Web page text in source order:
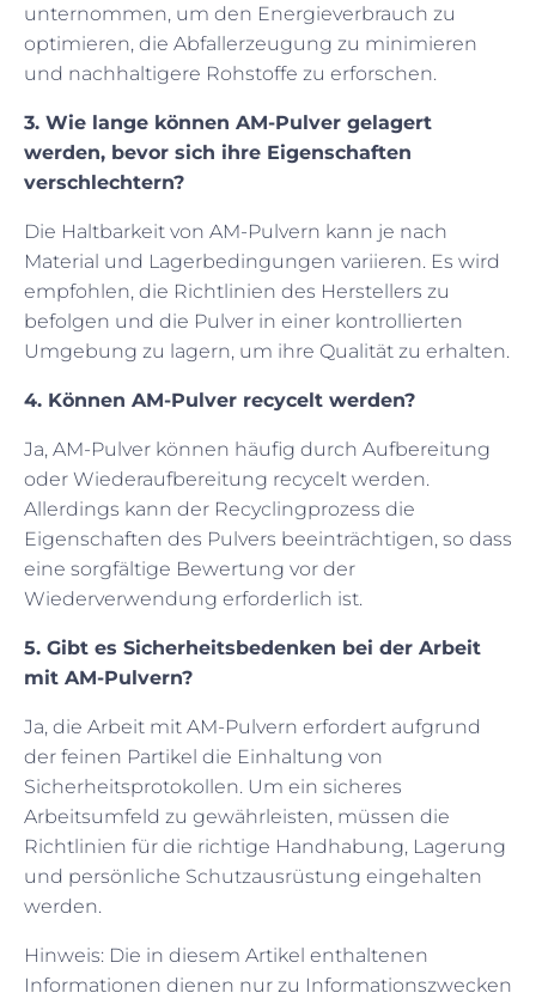
unternommen, um den Energieverbrauch zu
optimieren, die Abfallerzeugung zu minimieren
und nachhaltigere Rohstoffe zu erforschen.
3. Wie lange können AM-Pulver gelagert
werden, bevor sich ihre Eigenschaften
verschlechtern?
Die Haltbarkeit von AM-Pulvern kann je nach
Material und Lagerbedingungen variieren. Es wird
empfohlen, die Richtlinien des Herstellers zu
befolgen und die Pulver in einer kontrollierten
Umgebung zu lagern, um ihre Qualität zu erhalten.
4. Können AM-Pulver recycelt werden?
Ja, AM-Pulver können häufig durch Aufbereitung
oder Wiederaufbereitung recycelt werden.
Allerdings kann der Recyclingprozess die
Eigenschaften des Pulvers beeinträchtigen, so dass
eine sorgfältige Bewertung vor der
Wiederverwendung erforderlich ist.
5. Gibt es Sicherheitsbedenken bei der Arbeit
mit AM-Pulvern?
Ja, die Arbeit mit AM-Pulvern erfordert aufgrund
der feinen Partikel die Einhaltung von
Sicherheitsprotokollen. Um ein sicheres
Arbeitsumfeld zu gewährleisten, müssen die
Richtlinien für die richtige Handhabung, Lagerung
und persönliche Schutzausrüstung eingehalten
werden.
Hinweis: Die in diesem Artikel enthaltenen
Informationen dienen nur zu Informationszwecken